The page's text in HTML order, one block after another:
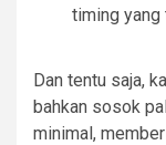
timing yang
Dan tentu saja,
bahkan sosok
minimal,